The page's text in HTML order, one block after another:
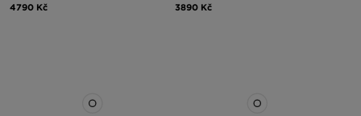
4790 Kč 3890 Kč